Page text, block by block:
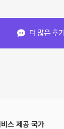
더 많은 후
스 제공 국가